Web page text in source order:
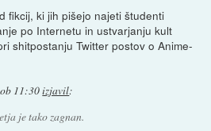
fikcij, ki jih pišejo najeti študenti
po Internetu in ustvarjanju kult
shitpostanju Twitter postov o Anime-
11:30izjavil:
je tako zagnan.